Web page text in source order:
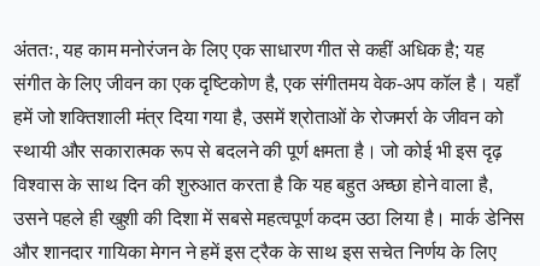
अंततः, यह काम मनोरंजन के लिए एक साधारण गीत से कहीं अधिक है; यह
संगीत के लिए जीवन का एक दृष्टिकोण है, एक संगीतमय वेक-अप कॉल है। यहाँ
हमें जो शक्तिशाली मंत्र दिया गया है, उसमें श्रोताओं के रोजमर्रा के जीवन को
स्थायी और सकारात्मक रूप से बदलने की पूर्ण क्षमता है। जो कोई भी इस दृढ़
विश्वास के साथ दिन की शुरुआत करता है कि यह बहुत अच्छा होने वाला है,
उसने पहले ही खुशी की दिशा में सबसे महत्वपूर्ण कदम उठा लिया है। मार्क डेनिस
और शानदार गायिका मेगन ने हमें इस ट्रैक के साथ इस सचेत निर्णय के लिए